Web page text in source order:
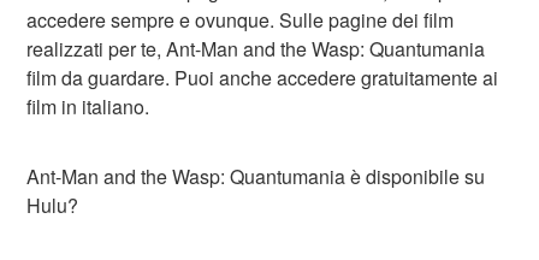
accedere sempre e ovunque. Sulle pagine dei film
realizzati per te, Ant-Man and the Wasp: Quantumania
film da guardare. Puoi anche accedere gratuitamente ai
film in italiano.
Ant-Man and the Wasp: Quantumania è disponibile su
Hulu?